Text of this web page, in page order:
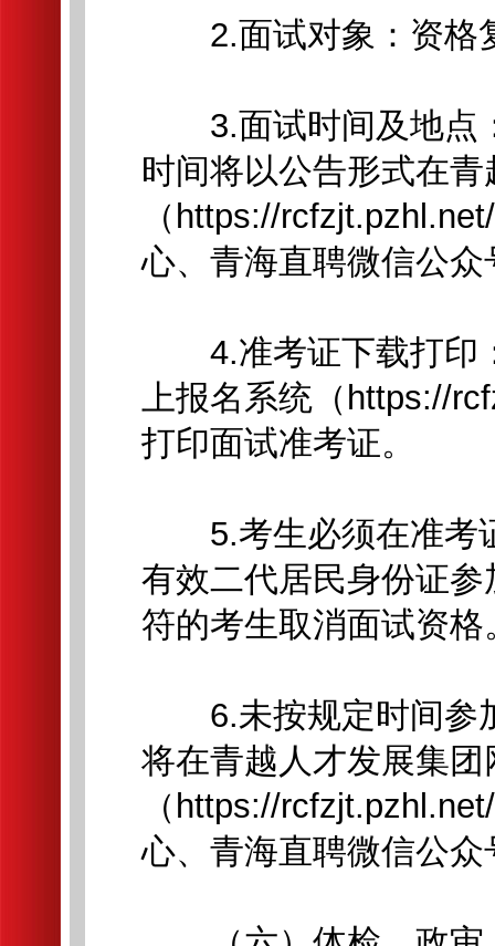
2.面试对象：资格
3.面试时间及地点
时间将以公告形式在
（https://
心、青海直聘微信公
4.准考证下载打印
上报名系统（https://
打印面试准考证。
5.考生必须在准考
有效二代居民身份证
符的考生取消面试资格
6.未按规定时间参
将在青越人才发展集
（https://
心、青海直聘微信公